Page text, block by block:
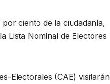
ciento de la ciudadanía,
Lista Nominal de Electores
Electorales (CAE) visitarán